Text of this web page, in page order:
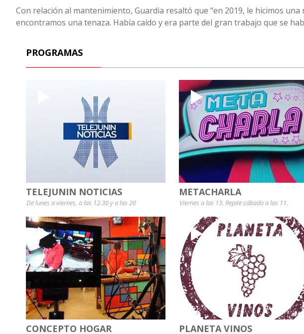
Con relación al mantenimiento, Guardia resaltó que “en 2019, le hicimos
encontramos una tenaza. Había caído y era parte del gran trabajo que se
PROGRAMAS
TELEJUNIN NOTICIAS
De lunes a viernes, a las 12.30 y a las 20
METACHARLA
Viernes a las 13. Repite sábado a las 11.
CONCEPTO HOGAR PLANETA VINOS